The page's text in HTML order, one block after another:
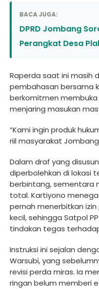
BACA JUGA:
DPRD Jombang
Perangkat Desa
Raperda saat ini masih
pembahasan bersama
berkomitmen membuka
menjaring masukan
“Kami ingin produk
riil masyarakat
Dalam draf yang
diperbolehkan di lokasi
berbintang, sementara
total. Kartiyono
pernah menerbitkan
kecil, sehingga Satpol
tindakan tegas
Instruksi ini sejalan
Warsubi, yang
revisi perda miras. Ia
ringan belum memberi